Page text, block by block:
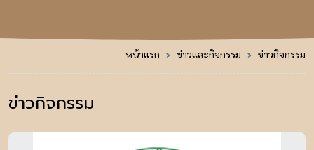
หน้าแรก ข่าวและกิจกรรม ข่าวกิจกรรม
ข่าวกิจกรรม